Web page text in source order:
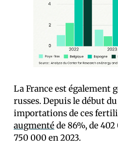
La France est également
russes. Depuis le début
importations de ces
augmentéde 86%, de
750 000 en 2023.